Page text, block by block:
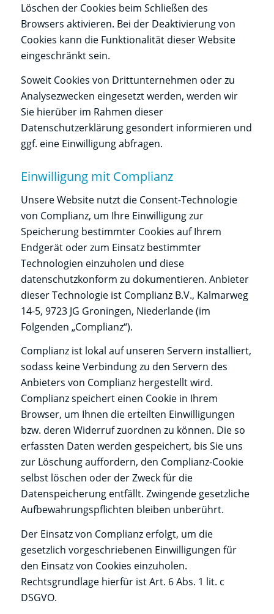
Löschen der Cookies beim Schließen des
Browsers aktivieren. Bei der Deaktivierung von
Cookies kann die Funktionalität dieser Website
eingeschränkt sein.
Soweit Cookies von Drittunternehmen oder zu
Analysezwecken eingesetzt werden, werden wir
Sie hierüber im Rahmen dieser
Datenschutzerklärung gesondert informieren und
ggf. eine Einwilligung abfragen.
Einwilligung mit Complianz
Unsere Website nutzt die Consent-Technologie
von Complianz, um Ihre Einwilligung zur
Speicherung bestimmter Cookies auf Ihrem
Endgerät oder zum Einsatz bestimmter
Technologien einzuholen und diese
datenschutzkonform zu dokumentieren. Anbieter
dieser Technologie ist Complianz B.V., Kalmarweg
14-5, 9723 JG Groningen, Niederlande (im
Folgenden „Complianz“).
Complianz ist lokal auf unseren Servern installiert,
sodass keine Verbindung zu den Servern des
Anbieters von Complianz hergestellt wird.
Complianz speichert einen Cookie in Ihrem
Browser, um Ihnen die erteilten Einwilligungen
bzw. deren Widerruf zuordnen zu können. Die so
erfassten Daten werden gespeichert, bis Sie uns
zur Löschung auffordern, den Complianz-Cookie
selbst löschen oder der Zweck für die
Datenspeicherung entfällt. Zwingende gesetzliche
Aufbewahrungspflichten bleiben unberührt.
Der Einsatz von Complianz erfolgt, um die
gesetzlich vorgeschriebenen Einwilligungen für
den Einsatz von Cookies einzuholen.
Rechtsgrundlage hierfür ist Art. 6 Abs. 1 lit. c
DSGVO.